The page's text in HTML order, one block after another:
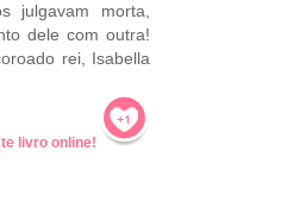
julgavam morta,
dele com outra!
rei, Isabella
livro online!